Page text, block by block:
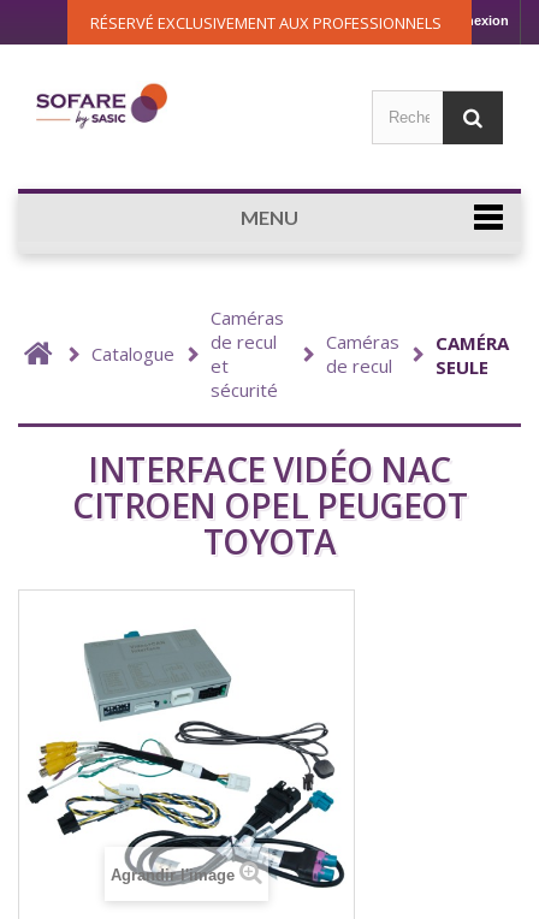
Connexion
RÉSERVÉ EXCLUSIVEMENT AUX PROFESSIONNELS
MENU
Catalogue
Caméras
de recul
et
sécurité
Caméras
de recul
CAMÉRA
SEULE
INTERFACE VIDÉO NAC
CITROEN OPEL PEUGEOT
TOYOTA
Agrandir l'image